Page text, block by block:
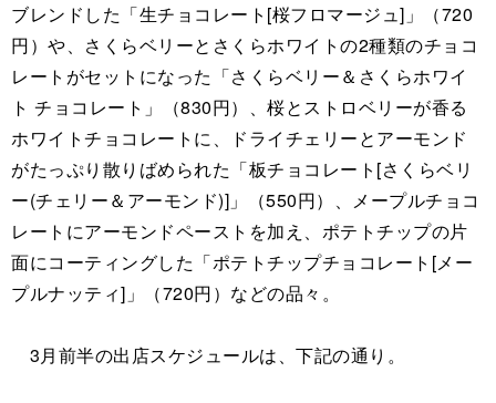
ブレンドした「生チョコレート[桜フロマージュ]」（720
円）や、さくらベリーとさくらホワイトの2種類のチョコ
レートがセットになった「さくらベリー＆さくらホワイ
ト チョコレート」（830円）、桜とストロベリーが香る
ホワイトチョコレートに、ドライチェリーとアーモンド
がたっぷり散りばめられた「板チョコレート[さくらベリ
ー(チェリー＆アーモンド)]」（550円）、メープルチョコ
レートにアーモンドペーストを加え、ポテトチップの片
面にコーティングした「ポテトチップチョコレート[メー
プルナッティ]」（720円）などの品々。
3月前半の出店スケジュールは、下記の通り。